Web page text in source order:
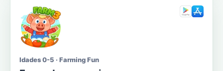
Idades 0-5 · Farming Fun